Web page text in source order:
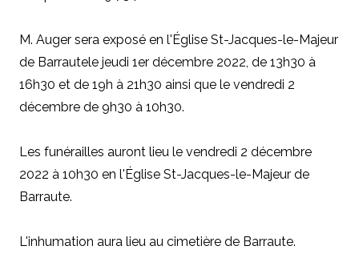
M. Auger sera exposé en l'Église St-Jacques-le-Majeur
de Barrautele jeudi 1er décembre 2022, de 13h30 à
16h30 et de 19h à 21h30 ainsi que le vendredi 2
décembre de 9h30 à 10h30.
Les funérailles auront lieu le vendredi 2 décembre
2022 à 10h30 en l'Église St-Jacques-le-Majeur de
Barraute.
L'inhumation aura lieu au cimetière de Barraute.